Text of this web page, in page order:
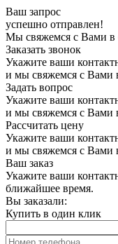
Ваш запрос
успешно отправлен!
Мы свяжемся с Вами в
Заказать звонок
Укажите ваши
и мы свяжемся с Вами
Задать вопрос
Укажите ваши
и мы свяжемся с Вами
Рассчитать цену
Укажите ваши
и мы свяжемся с Вами
Ваш заказ
Укажите ваши
ближайшее время.
Вы заказали:
Купить в один клик